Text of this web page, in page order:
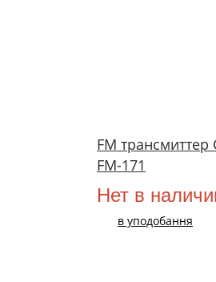
FM трансмиттер
FM-171
Нет в
в уподобання